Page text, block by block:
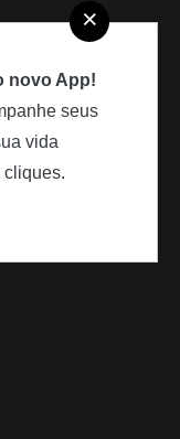
×
novo App!
seus
vida
cliques.